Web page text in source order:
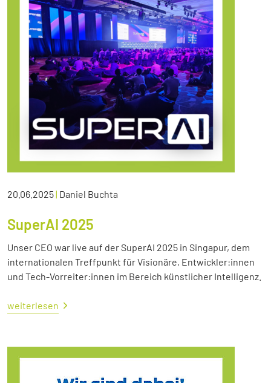
20.06.2025| Daniel Buchta
SuperAI 2025
Unser CEO war live auf der SuperAI 2025 in Singapur, dem
internationalen Treffpunkt für Visionäre, Entwickler:innen
und Tech-Vorreiter:innen im Bereich künstlicher Intelligenz.
weiterlesen